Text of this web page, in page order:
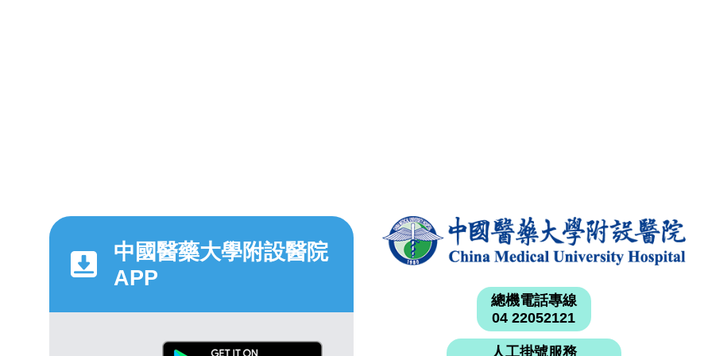
中國醫藥大學附設醫院
APP
總機電話專線
04 22052121
人工掛號服務